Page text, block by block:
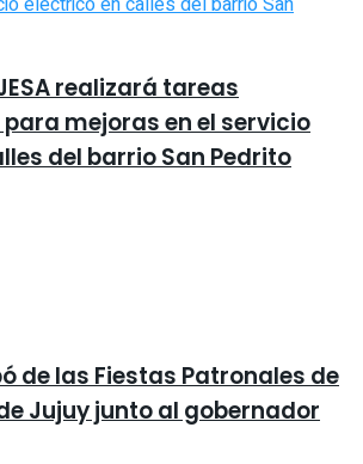
realizará tareas
mejoras en el servicio
del barrio San Pedrito
de las Fiestas Patronales de
Jujuy junto al gobernador